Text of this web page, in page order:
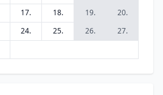
17. 18. 19.
20.
24. 25. 26.
27.